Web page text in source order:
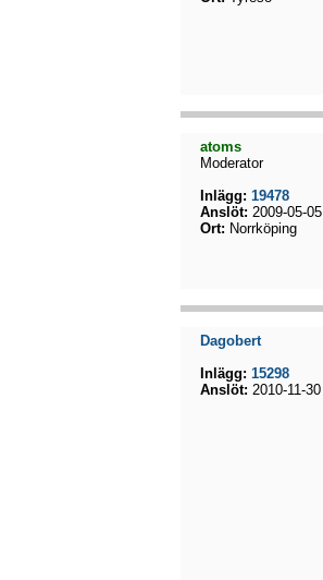
atoms
Moderator
Inlägg: 19478
Anslöt: 2009-05-05
Ort: Norrköping
Dagobert
Inlägg: 15298
Anslöt: 2010-11-30